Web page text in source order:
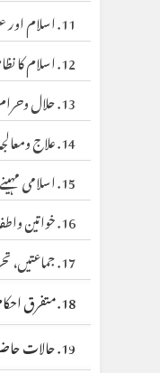
11. اسلام اور عصر حاضر
12. اسلام کا نظام قضا
13. حلال وحرام
14. علاج ومعالجہ
15. اسلامی مہینے
16. خواتین واطفال
17. جماعتیں، تحریکیں، ادارے
18. متفرق احکام ومسائل
19. حالات حاضرہ